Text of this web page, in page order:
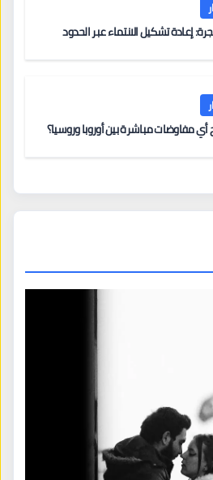
إعادة تشكيل الانتماء عبر الحدود
مفاوضات مباشرة بين أوروبا وروسيا؟